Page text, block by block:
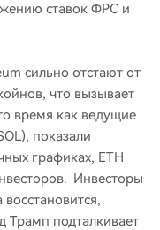
ставок ФРС и
сильно отстают от
что вызывает
время как ведущие
показали
графиках, ETH
Инвесторы
Трамп подталкивает